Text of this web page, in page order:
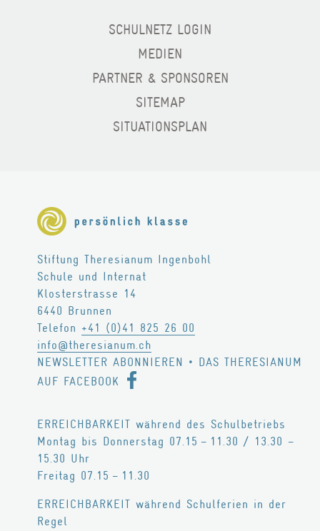
SCHULNETZ LOGIN
MEDIEN
PARTNER & SPONSOREN
SITEMAP
SITUATIONSPLAN
Stiftung Theresianum Ingenbohl
Schule und Internat
Klosterstrasse 14
6440 Brunnen
Telefon +41 (0)41 825 26 00
info@theresianum.ch
NEWSLETTER ABONNIEREN
• DAS THERESIANUM
AUF FACEBOOK
ERREICHBARKEIT während des Schulbetriebs
Montag bis Donnerstag 07.15 – 11.30 / 13.30 –
15.30 Uhr
Freitag 07.15 – 11.30
ERREICHBARKEIT während Schulferien in der
Regel